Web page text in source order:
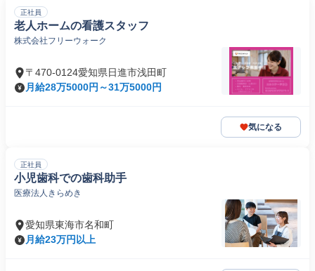
正社員
老人ホームの看護スタッフ
株式会社フリーウォーク
〒470-0124愛知県日進市浅田町
月給28万5000円～31万5000円
気になる
正社員
小児歯科での歯科助手
医療法人きらめき
愛知県東海市名和町
月給23万円以上